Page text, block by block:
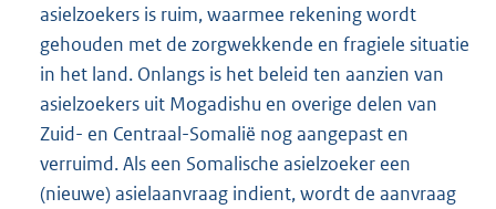
asielzoekers is ruim, waarmee rekening wordt
gehouden met de zorgwekkende en fragiele situatie
in het land. Onlangs is het beleid ten aanzien van
asielzoekers uit Mogadishu en overige delen van
Zuid- en Centraal-Somalië nog aangepast en
verruimd. Als een Somalische asielzoeker een
(nieuwe) asielaanvraag indient, wordt de aanvraag